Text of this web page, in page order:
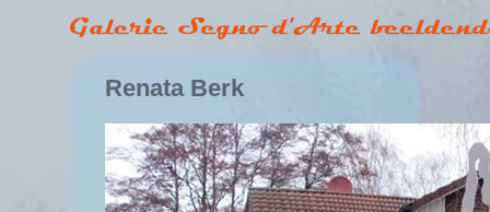
Renata Berk